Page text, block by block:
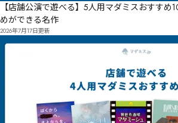
【店舗公演で遊べる】5人用マダミスおすすめ
めができる名作
2026年7月17日更新